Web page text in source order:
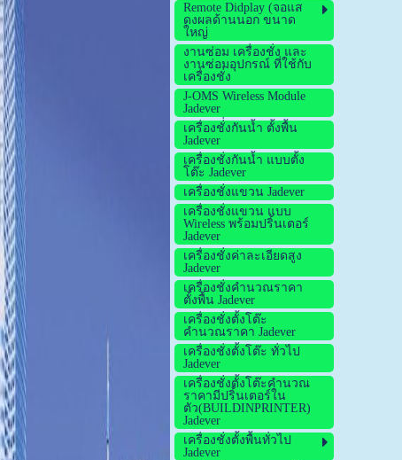
Remote Didplay (จอแส
ดงผลด้านนอก ขนาด
ใหญ่
งานซ่อม เครื่องชั่ง และ
งานซ่อมอุปกรณ์ ที่ใช้กับ
เครื่องชั่ง
J-OMS Wireless Module
Jadever
เครื่องชั่่งกันน้ำ ตั้งพื้น
Jadever
เครื่องชั่งกันน้ำ แบบตั้ง
โต๊ะ Jadever
เครื่องชั่งแขวน Jadever
เครื่องชั่งแขวน แบบ
Wireless พร้อมปริ้นเตอร์
Jadever
เครื่องชั่งค่าละเอียดสูง
Jadever
เครื่องชั่งคำนวณราคา
ตั้งพื้น Jadever
เครื่องชั่งตั้งโต๊ะ
คำนวณราคา Jadever
เครื่องชั่งตั้งโต๊ะ ทั่วไป
Jadever
เครื่องชั่งตั้งโต๊ะคำนวณ
ราคามีปริ้นเตอร์ใน
ตัว(BUILDINPRINTER)
Jadever
เครื่องชั่งตั้งพื้นทั่วไป
Jadever